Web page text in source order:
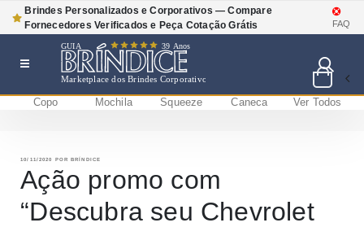
Brindes Personalizados e Corporativos — Compare
Fornecedores Verificados e Peça Cotação Grátis
FAQ
Marketplace dos Brindes Corporativos
GUIA 39 Anos
Copo Mochila Squeeze Caneca
Ver Todos
conteúdo
PUBLICADO
10/11/2020 PORBRÍNDICE
Ação promo com
“Descubra seu Chevrolet